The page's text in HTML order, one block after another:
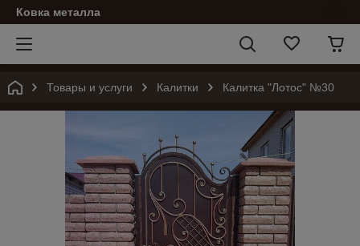
Ковка металла
Товары и услуги Калитки Калитка "Лотос" №30